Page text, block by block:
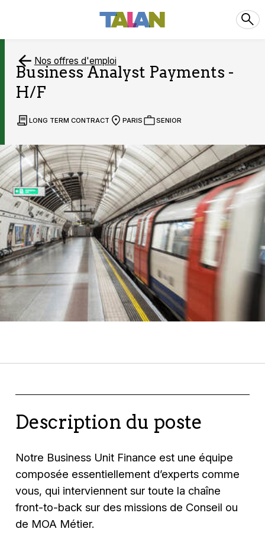
Nos offres d'emploi
Business Analyst Payments -
H/F
LONG TERM CONTRACT PARIS SENIOR
Description du poste
Notre Business Unit Finance est une équipe
composée essentiellement d’experts comme
vous, qui interviennent sur toute la chaîne
front-to-back sur des missions de Conseil ou
de MOA Métier.